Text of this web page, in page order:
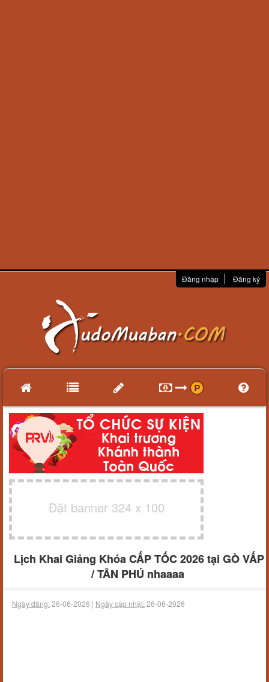
Đăng nhập Đăng ký
Đặt banner 324 x 100
Lịch Khai Giảng Khóa CẤP TỐC 2026 tại GÒ VẤP
/ TÂN PHÚ nhaaaa
Ngày đăng:26-06-2026 | Ngày cập nhật:26-06-2026